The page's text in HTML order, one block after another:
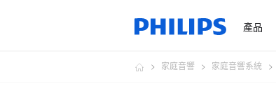
產品
家庭音響 家庭音響系統